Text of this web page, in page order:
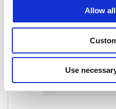
Allow
Use